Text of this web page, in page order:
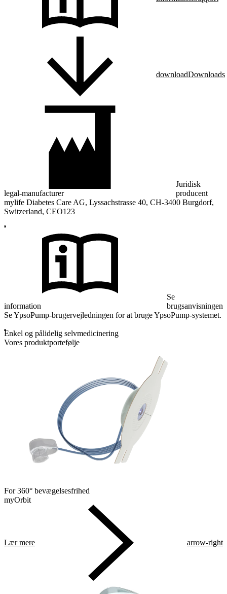
downloadDownloads
legal-manufacturer
Juridisk
producent
mylife Diabetes Care AG, Lyssachstrasse 40, CH-3400 Burgdorf,
Switzerland, CEO123
information
Se
brugsanvisningen
Se YpsoPump-brugervejledningen for at bruge YpsoPump-systemet.
Enkel og pålidelig selvmedicinering
Vores produktportefølje
For 360° bevægelsesfrihed
myOrbit
Lær mere arrow-right